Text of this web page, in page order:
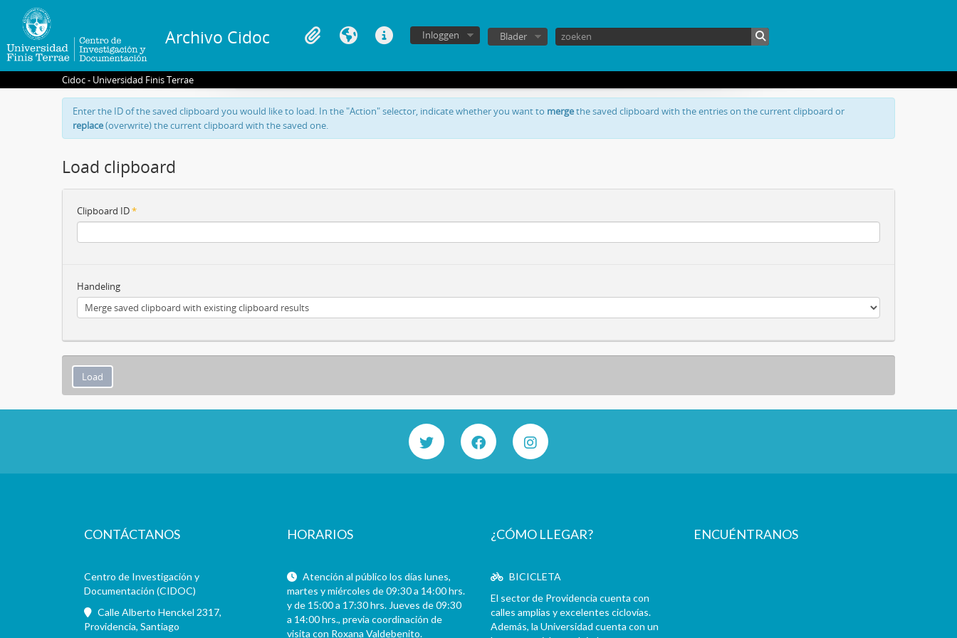
Archivo Cidoc Inloggen Blader
Cidoc - Universidad Finis Terrae
Enter the ID of the saved clipboard you would like to load. In the "Action" selector, indicate whether you want to mergethe saved clipboard with the entries on the current clipboard or
replace(overwrite) the current clipboard with the saved one.
Load clipboard
Clipboard ID*
Handeling
CONTÁCTANOS
Centro de Investigación y
Documentación (CIDOC)
Calle Alberto Henckel 2317,
Providencia, Santiago
HORARIOS
Atención al público los días lunes,
martes y miércoles de 09:30 a 14:00 hrs.
y de 15:00 a 17:30 hrs. Jueves de 09:30
a 14:00 hrs., previa coordinación de
visita con Roxana Valdebenito.
¿CÓMO LLEGAR?
BICICLETA
El sector de Providencia cuenta con
calles amplias y excelentes ciclovías.
Además, la Universidad cuenta con un
ENCUÉNTRANOS